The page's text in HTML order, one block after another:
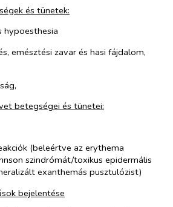
és tünetek:
hypoesthesia
emésztési zavar és hasi fájdalom,
betegségei és tünetei:
(beleértve az erythema
szindrómát/toxikus epidermális
exanthemás pusztulózist)
bejelentése